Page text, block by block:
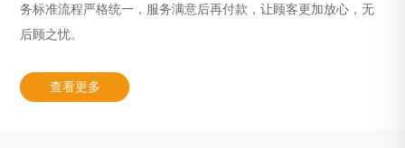
务标准流程严格统一，服务满意后再付款，让顾客更加放心，无
后顾之忧。
查看更多